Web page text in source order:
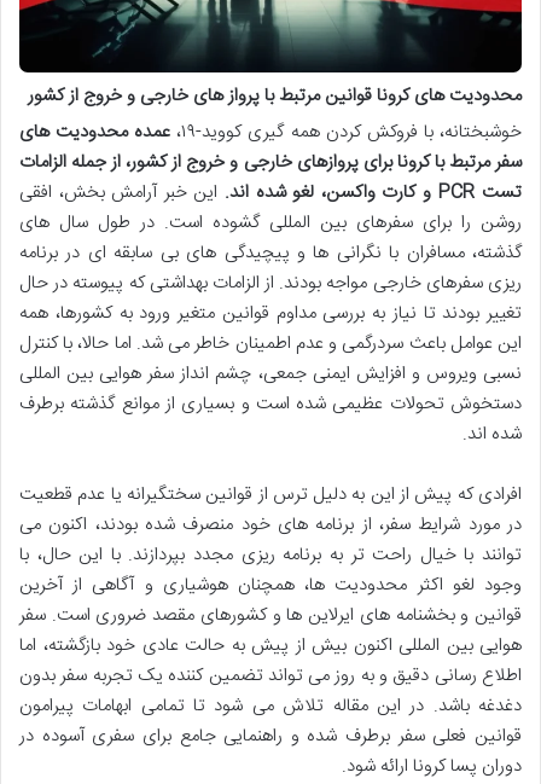
محدودیت های کرونا قوانین مرتبط با پرواز های خارجی و خروج از کشور
خوشبختانه، با فروکش کردن همه گیری کووید-۱۹،
عمده محدودیت های
سفر مرتبط با کرونا برای پروازهای خارجی و خروج از کشور، از جمله الزامات
تست PCR و کارت واکسن، لغو شده اند.
این خبر آرامش بخش، افقی
روشن را برای سفرهای بین المللی گشوده است. در طول سال های
گذشته، مسافران با نگرانی ها و پیچیدگی های بی سابقه ای در برنامه
ریزی سفرهای خارجی مواجه بودند. از الزامات بهداشتی که پیوسته در حال
تغییر بودند تا نیاز به بررسی مداوم قوانین متغیر ورود به کشورها، همه
این عوامل باعث سردرگمی و عدم اطمینان خاطر می شد. اما حالا، با کنترل
نسبی ویروس و افزایش ایمنی جمعی، چشم انداز سفر هوایی بین المللی
دستخوش تحولات عظیمی شده است و بسیاری از موانع گذشته برطرف
شده اند.
افرادی که پیش از این به دلیل ترس از قوانین سختگیرانه یا عدم قطعیت
در مورد شرایط سفر، از برنامه های خود منصرف شده بودند، اکنون می
توانند با خیال راحت تر به برنامه ریزی مجدد بپردازند. با این حال، با
وجود لغو اکثر محدودیت ها، همچنان هوشیاری و آگاهی از آخرین
قوانین و بخشنامه های ایرلاین ها و کشورهای مقصد ضروری است. سفر
هوایی بین المللی اکنون بیش از پیش به حالت عادی خود بازگشته، اما
اطلاع رسانی دقیق و به روز می تواند تضمین کننده یک تجربه سفر بدون
دغدغه باشد. در این مقاله تلاش می شود تا تمامی ابهامات پیرامون
قوانین فعلی سفر برطرف شده و راهنمایی جامع برای سفری آسوده در
دوران پسا کرونا ارائه شود.